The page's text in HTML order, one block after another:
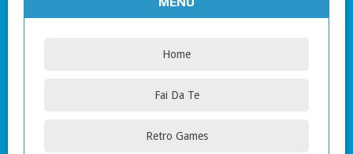
Home
Fai Da Te
Retro Games